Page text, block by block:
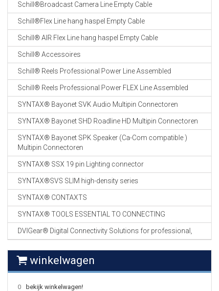
Schill®Broadcast Camera Line Empty Cable
Schill®Flex Line hang haspel Empty Cable
Schill® AIR Flex Line hang haspel Empty Cable
Schill® Accessoires
Schill® Reels Professional Power Line Assembled
Schill® Reels Professional Power FLEX Line Assembled
SYNTAX® Bayonet SVK Audio Multipin Connectoren
SYNTAX® Bayonet SHD Roadline HD Multipin Connectoren
SYNTAX® Bayonet SPK Speaker (Ca-Com compatible )
Multipin Connectoren
SYNTAX® SSX 19 pin Lighting connector
SYNTAX®SVS SLIM high-density series
SYNTAX® CONTAXTS
SYNTAX® TOOLS ESSENTIAL TO CONNECTING
DVIGear® Digital Connectivity Solutions for professional,
winkelwagen
0 bekijk winkelwagen!